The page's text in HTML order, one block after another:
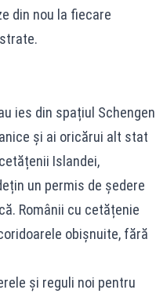
din nou la fiecare
ies din spațiul Schengen
și ai oricărui alt stat
Islandei,
un permis de ședere
Românii cu cetățenie
obișnuite, fără
și reguli noi pentru